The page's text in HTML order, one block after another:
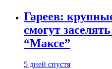
Гареев:
смогут
“Максе”
5 дней спустя